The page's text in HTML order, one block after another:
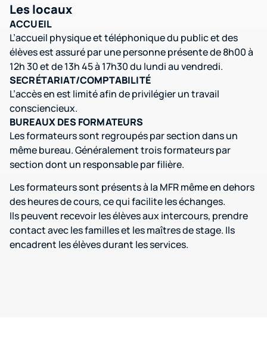
Les locaux
ACCUEIL
L’accueil physique et téléphonique du public et des
élèves est assuré par une personne présente de 8h00 à
12h 30 et de 13h 45 à 17h30 du lundi au vendredi.
SECRÉTARIAT/COMPTABILITÉ
L’accès en est limité afin de privilégier un travail
consciencieux.
BUREAUX DES FORMATEURS
Les formateurs sont regroupés par section dans un
même bureau. Généralement trois formateurs par
section dont un responsable par filière.
Les formateurs sont présents à la MFR même en dehors
des heures de cours, ce qui facilite les échanges.
Ils peuvent recevoir les élèves aux intercours, prendre
contact avec les familles et les maîtres de stage. Ils
encadrent les élèves durant les services.